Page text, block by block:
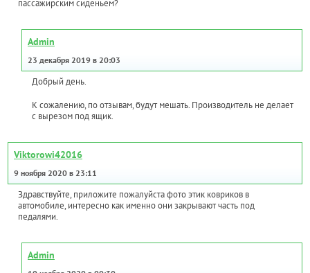
пассажирским сиденьем?
Admin
23 декабря 2019 в 20:03
Добрый день.
К сожалению, по отзывам, будут мешать. Производитель не делает
с вырезом под ящик.
Viktorowi42016
9 ноября 2020 в 23:11
Здравствуйте, приложите пожалуйста фото этик ковриков в
автомобиле, интересно как именно они закрывают часть под
педалями.
Admin